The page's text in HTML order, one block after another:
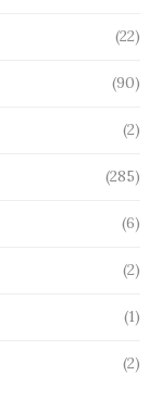
(22)
(90)
(2)
(285)
(6)
(2)
(1)
(2)